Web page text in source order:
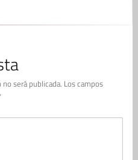
será publicada. Los campos